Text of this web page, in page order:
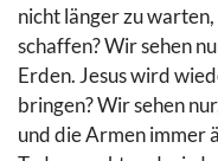
nicht länger zu
schaffen? Wir sehen
Erden. Jesus wird
bringen? Wir sehen
und die Armen immer